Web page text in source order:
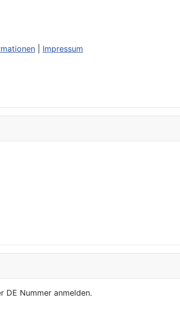
DE Nummer anmelden.
Impressum